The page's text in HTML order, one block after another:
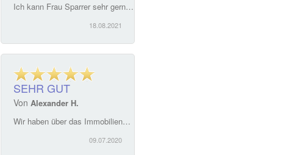
Ich kann Frau Sparrer sehr gerne weiterempfehlen. Alles verlief komplikationlos . Sehr einfache Kommunikation sowohl mit Frau Sparrer als auch mit ihrer Kolleginnen ! Kompetentes Team
18.08.2021
SEHR GUT
Von Alexander H.
Wir haben über das Immobilienbüro Sparrer ein Haus in Weiden Ost gefunden und gemietet. Die Betreuung vom ersten Gespräch bis zur Übergabe war klasse. Wir haben uns zu jedem Zeitpunkt hervorragend betreut, verstanden und aufgehoben gefühlt. Das Büro können wir nur empfehlen. Wir haben über die ganzen Jahre selten eine so kompetente Betreuung erfahren. Nochmals vielen Dank dafür.
09.07.2020